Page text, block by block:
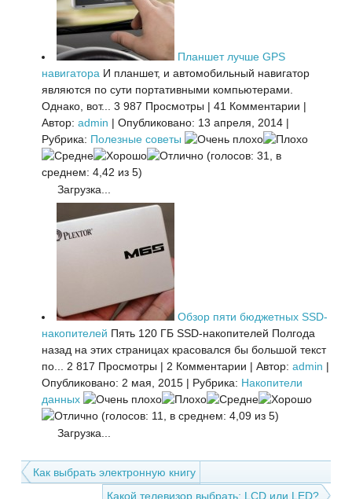
Планшет лучше GPS
навигатора И планшет, и автомобильный навигатор
являются по сути портативными компьютерами.
Однако, вот...
3 987 Просмотры | 41 Комментарии |
Автор: admin | Опубликовано: 13 апреля, 2014 |
Рубрика: Полезные советы
(голосов: 31, в
среднем: 4,42 из 5)
Загрузка...
Обзор пяти бюджетных SSD-
накопителей Пять 120 ГБ SSD-накопителей Полгода
назад на этих страницах красовался бы большой текст
по...
2 817 Просмотры | 2 Комментарии | Автор: admin |
Опубликовано: 2 мая, 2015 | Рубрика: Накопители
данных
(голосов: 11, в среднем: 4,09 из 5)
Загрузка...
Как выбрать электронную книгу
Какой телевизор выбрать: LCD или LED?